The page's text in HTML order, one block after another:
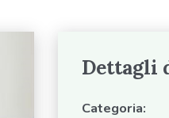
Dettagli
Categoria: